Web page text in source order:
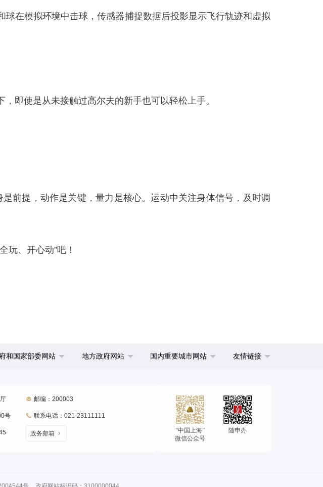
在模拟环境中击球，传感器捕捉数据后投影显示飞行轨迹和虚拟
使是从未接触过高尔夫的新手也可以轻松上手。
前提，动作是关键，量力是核心。运动中关注身体信号，及时调
、开心动”吧！
和国家部委网站 地方政府网站 国内重要城市网站 友情链接
号
邮编：200003
联系电话：021-23111111
政务邮箱
“中国上海”
微信公众号
随申办